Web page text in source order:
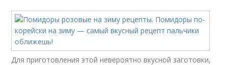
Для приготовления этой невероятно вкусной заготовки,